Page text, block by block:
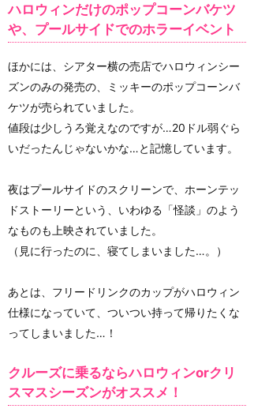
ハロウィンだけのポップコーンバケツ
や、プールサイドでのホラーイベント
ほかには、シアター横の売店でハロウィンシー
ズンのみの発売の、ミッキーのポップコーンバ
ケツが売られていました。
値段は少しうろ覚えなのですが…20ドル弱ぐら
いだったんじゃないかな…と記憶しています。
夜はプールサイドのスクリーンで、ホーンテッ
ドストーリーという、いわゆる「怪談」のよう
なものも上映されていました。
（見に行ったのに、寝てしまいました…。）
あとは、フリードリンクのカップがハロウィン
仕様になっていて、ついつい持って帰りたくな
ってしまいました…！
クルーズに乗るならハロウィンorクリ
スマスシーズンがオススメ！